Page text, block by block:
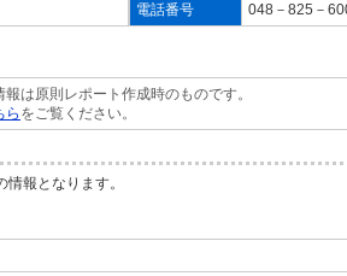
電話番号
048－825－
は原則レポート作成時のものです。
ら をご覧ください。
報となります。